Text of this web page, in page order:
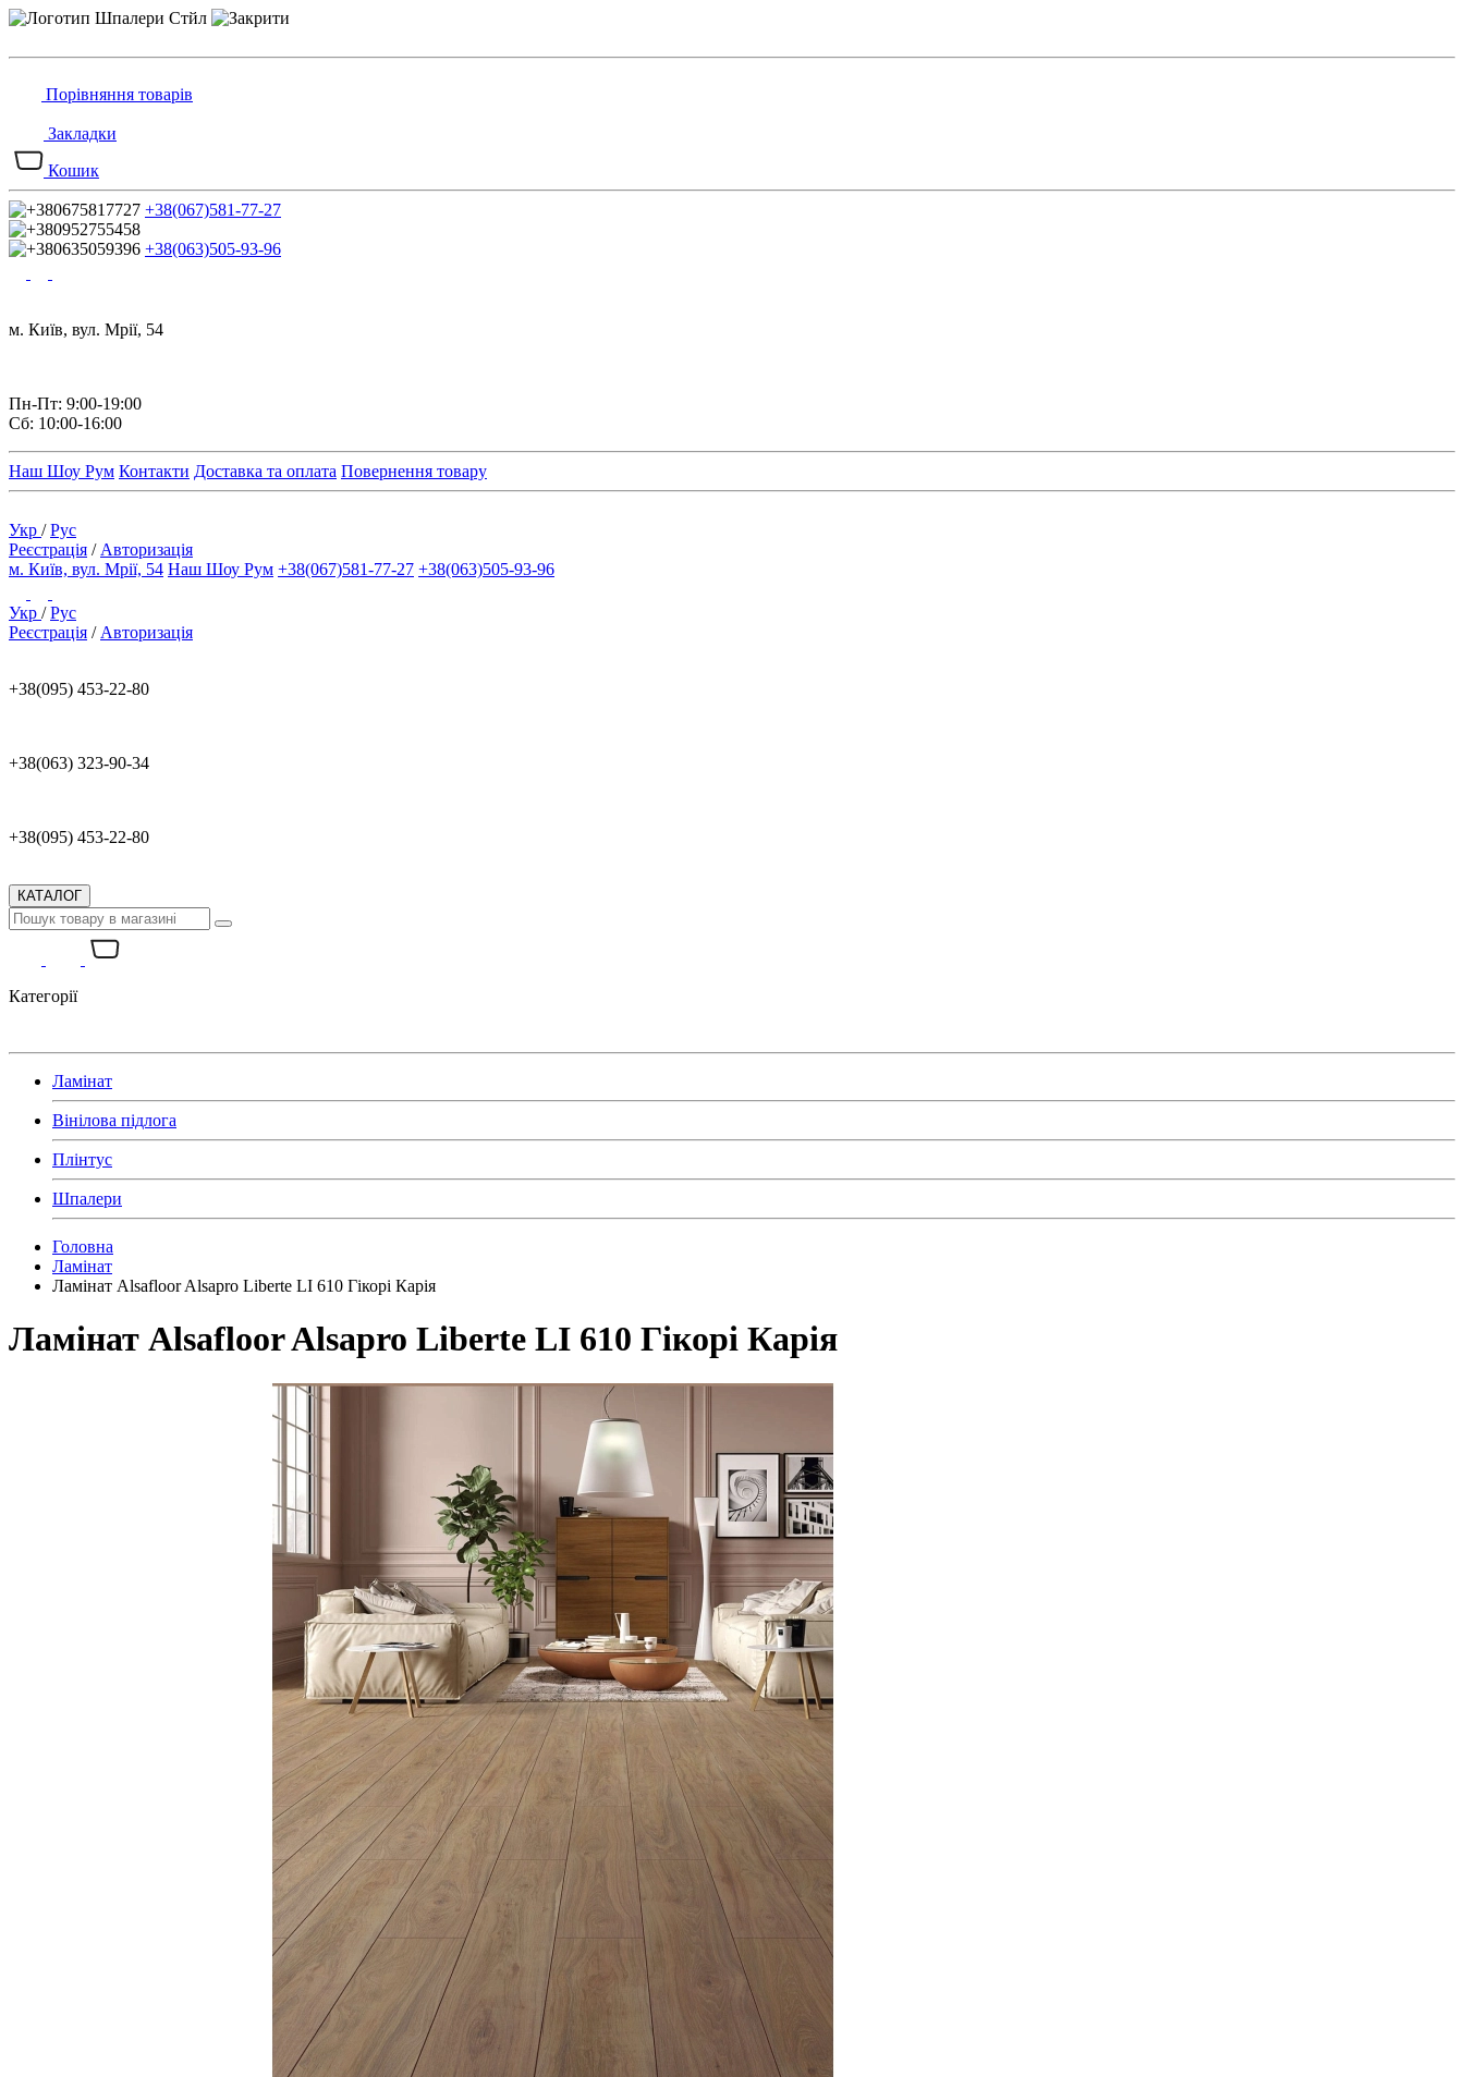
Порівняння товарів
Закладки
Кошик
+38(067)581-77-27
+38(063)505-93-96
м. Київ, вул. Мрії, 54
Пн-Пт: 9:00-19:00
Сб: 10:00-16:00
Наш Шоу Рум Контакти Доставка та оплата Повернення товару
Укр /Рус
Реєстрація / Авторизація
м. Київ, вул. Мрії, 54 Наш Шоу Рум +38(067)581-77-27 +38(063)505-93-96
Укр /Рус
Реєстрація / Авторизація
+38(095) 453-22-80
+38(063) 323-90-34
+38(095) 453-22-80
КАТАЛОГ
Категорії
Ламінат
Вінілова підлога
Плінтус
Шпалери
Головна
Ламінат
Ламінат Alsafloor Alsapro Liberte LI 610 Гікорі Карія
Ламінат Alsafloor Alsapro Liberte LI 610 Гікорі Карія